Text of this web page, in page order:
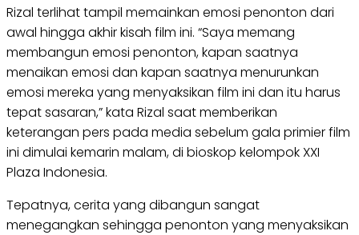
Rizal terlihat tampil memainkan emosi penonton dari
awal hingga akhir kisah film ini. “Saya memang
membangun emosi penonton, kapan saatnya
menaikan emosi dan kapan saatnya menurunkan
emosi mereka yang menyaksikan film ini dan itu harus
tepat sasaran,” kata Rizal saat memberikan
keterangan pers pada media sebelum gala primier film
ini dimulai kemarin malam, di bioskop kelompok XXI
Plaza Indonesia.
Tepatnya, cerita yang dibangun sangat
menegangkan sehingga penonton yang menyaksikan